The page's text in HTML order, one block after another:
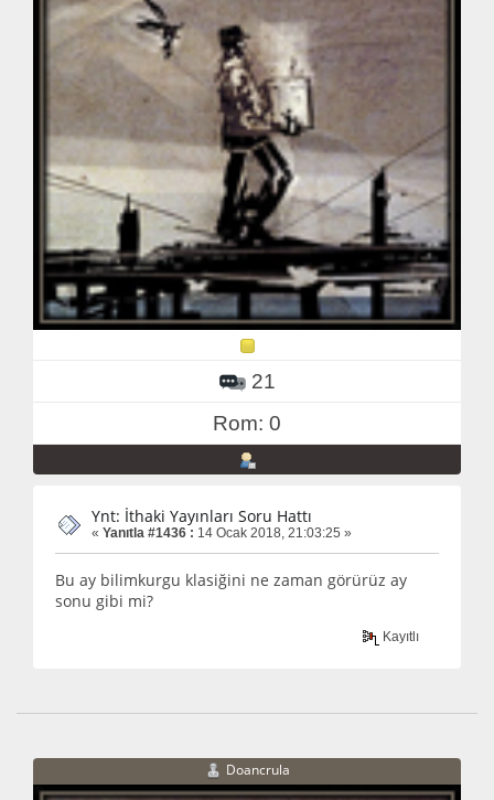
21
Rom: 0
Ynt: İthaki Yayınları Soru Hattı
« Yanıtla #1436 : 14 Ocak 2018, 21:03:25 »
Bu ay bilimkurgu klasiğini ne zaman görürüz ay
sonu gibi mi?
Kayıtlı
Doancrula